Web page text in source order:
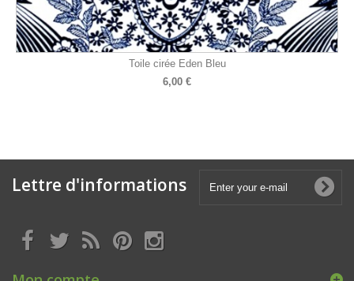
Toile cirée Eden Bleu
6,00 €
Lettre d'informations